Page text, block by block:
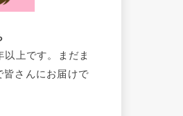
上です。まだま
皆さんにお届けで